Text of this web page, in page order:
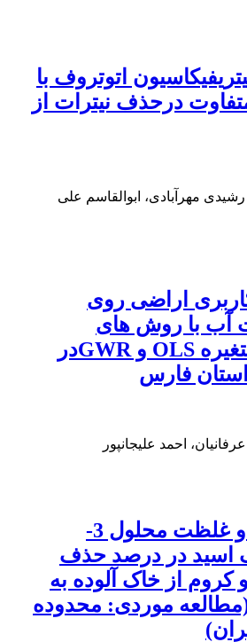
اتوتروف با
درحذف نیترات از
مهرآبادی، ابوالقاسم علی
اراضی روی
آب با روش های
رگرسیونی چند متغیره OLS و GWRدر
فارس
احمد علیجانپور
بررسی تأثیر دما و غلظت محلول 3-
اسید در درصد حذف
و کروم از خاک آلوده به
موردی: محدوده